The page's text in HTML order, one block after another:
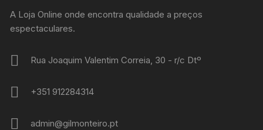
A Loja Online onde encontra qualidade a preços
espectaculares.
Rua Joaquim Valentim Correia, 30 - r/c Dtº
+351 912284314
admin@gilmonteiro.pt